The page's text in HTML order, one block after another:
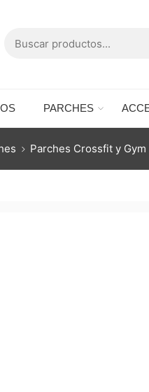
PARCHES
Parches Crossfit y Gym